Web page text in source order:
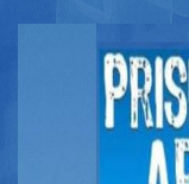
Buscador
Documentos